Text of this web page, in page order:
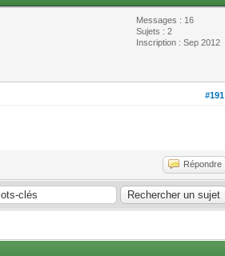
Messages : 16
Sujets : 2
Inscription : Sep 2012
#191
Répondre